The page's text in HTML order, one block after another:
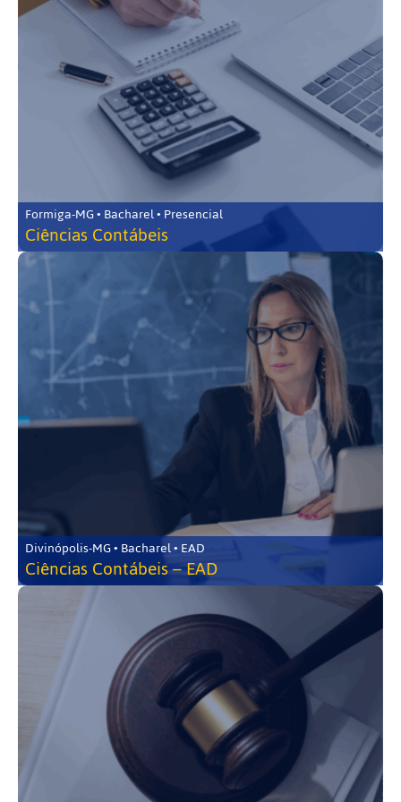
Formiga-MG • Bacharel • Presencial
Ciências Contábeis
Divinópolis-MG • Bacharel • EAD
Ciências Contábeis – EAD